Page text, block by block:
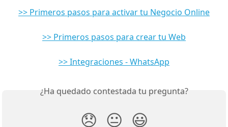
>> Primeros pasos para activar tu Negocio Online
>> Primeros pasos para crear tu Web
>> Integraciones - WhatsApp
¿Ha quedado contestada tu pregunta?
😞 😐 😃